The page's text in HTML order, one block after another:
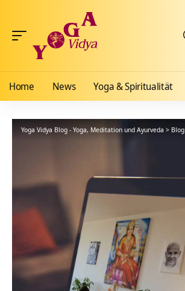
Home News Yoga & Spiritualität
Yoga Vidya Blog - Yoga, Meditation und Ayurveda > Blog